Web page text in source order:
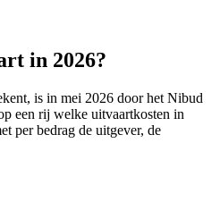
in 2026?
is in mei 2026 door het Nibud
een rij welke uitvaartkosten in
per bedrag de uitgever, de